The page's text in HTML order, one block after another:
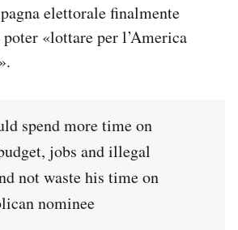
elettorale finalmente
«lottare per l’America
spend more time on
jobs and illegal
not waste his time on
nominee